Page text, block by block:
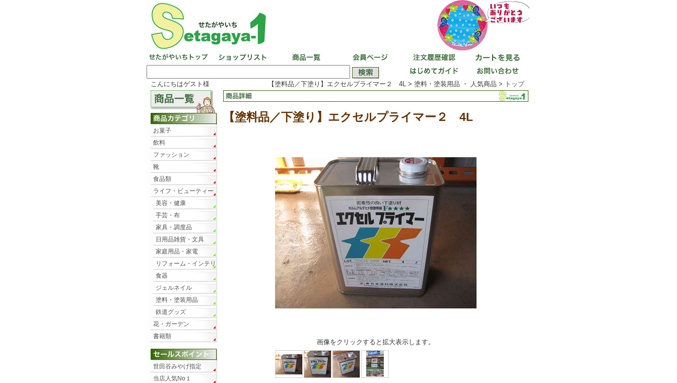
こんにちはゲスト様 【塗料品／下塗り】エクセルプライマー２ 4L > 塗料・塗装用品 ・ 人気商品 > トップ
【塗料品／下塗り】エクセルプライマー２ 4L
画像をクリックすると拡大表示します。
お菓子
飲料
ファッション
靴
食品類
ライフ・ビューティー
美容・健康
手芸・布
家具・調度品
日用品雑貨・文具
家庭用品・家電
リフォーム・インテリ
ア
食器
ジェルネイル
塗料・塗装用品
鉄道グッズ
花・ガーデン
書籍類
世田谷みやげ指定
当店人気No１